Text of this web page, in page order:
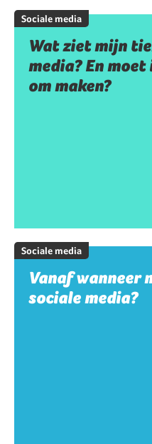
Sociale media
Wat ziet mijn
media? En
om maken?
Sociale media
Vanaf wanneer
sociale media?